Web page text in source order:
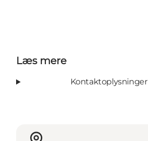
Læs mere
Kontaktoplysninger